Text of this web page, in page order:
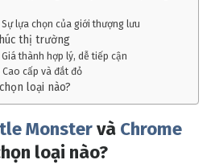
lựa chọn của giới thượng lưu
thị trường
thành hợp lý, dễ tiếp cận
cấp và đắt đỏ
loại nào?
Monstervà Chrome
loại nào?